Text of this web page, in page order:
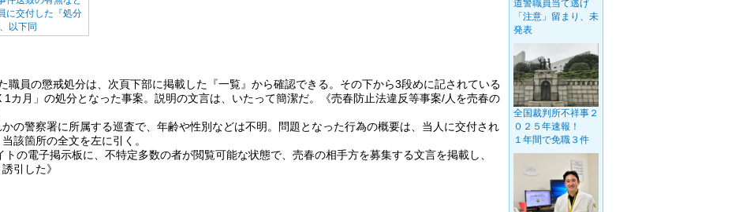
に交付した『処分
以下同
員の懲戒処分は、次頁下部に掲載した『一覧』から確認できる。その下から3段めに記されている
カ月」の処分となった事案。説明の文言は、いたって簡潔だ。《売春防止法違反等事案/人を売春の
の警察署に所属する巡査で、年齢や性別などは不明。問題となった行為の概要は、当人に交付され
該箇所の全文を左に引く。
の電子掲示板に、不特定多数の者が閲覧可能な状態で、売春の相手方を募集する文言を掲載し、
引した》
道警職員当て逃げ
「注意」留まり、未
発表
全国裁判所不祥事２
０２５年速報！
１年間で免職３件